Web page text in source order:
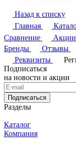
Назад к списку
Главная
Сравнение
Акции
Бренды
Отзывы
Реквизиты
Подписаться
на новости и акции
Подписаться
Разделы
Каталог
Компания